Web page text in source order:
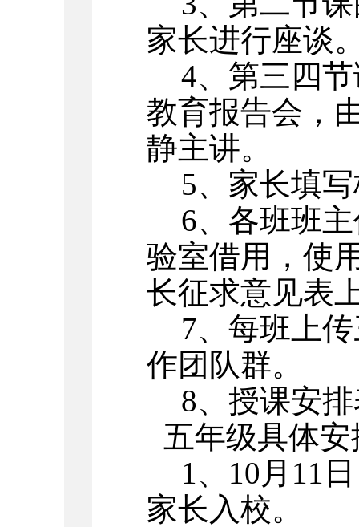
家长进行座谈
4、第三四
教育报告会，
静主讲。
5、家长填
6、各班班
验室借用，使
长征求意见表
7、每班上
作团队群。
8、授课安
五年级具体
1、10月11
家长入校。